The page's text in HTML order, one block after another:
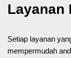
Layanan
Setiap layanan
mempermudah